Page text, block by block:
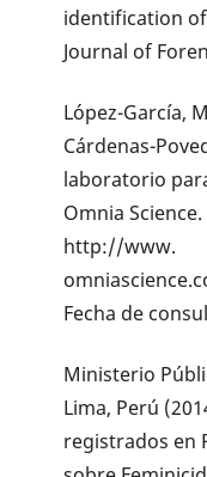
identification
Journal of
López-García,
Cárdenas-
laboratorio
Omnia
http://www.
Fecha de
Ministerio
Lima, Perú
registrados en